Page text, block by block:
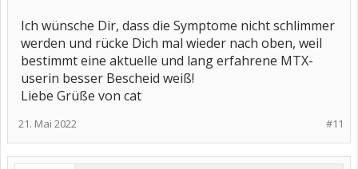
Ich wünsche Dir, dass die Symptome nicht schlimmer
werden und rücke Dich mal wieder nach oben, weil
bestimmt eine aktuelle und lang erfahrene MTX-
userin besser Bescheid weiß!
Liebe Grüße von cat
#11
21. Mai 2022